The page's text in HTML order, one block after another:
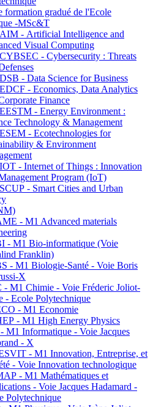
formation gradué de l'Ecole
-MSc&T
- Artificial Intelligence and
Visual Computing
- Cybersecurity : Threats
- Data Science for Business
- Economics, Data Analytics
Finance
- Energy Environment :
Technology & Management
- Ecotechnologies for
& Environment
- Internet of Things : Innovation
Program (IoT)
- Smart Cities and Urban
- M1 Advanced materials
- M1 Bio-informatique (Voie
Franklin)
- M1 Biologie-Santé - Voie Boris
X
- M1 Chimie - Voie Fréderic Joliot-
- Ecole Polytechnique
- M1 Economie
- M1 High Energy Physics
M1 Informatique - Voie Jacques
- X
- M1 Innovation, Entreprise, et
- Voie Innovation technologique
- M1 Mathématiques et
- Voie Jacques Hadamard -
Polytechnique